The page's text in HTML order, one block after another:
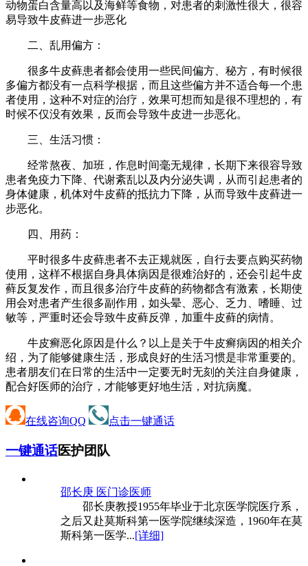
动物蛋白含量高以及海鲜等食物，对患者的刺激性很大，很容
易导致牛皮藓进一步恶化
二、乱用偏方：
很多牛皮藓患者都会使用一些民间偏方、秘方，有时候很
多偏方都没有一点科学根据，而且这些偏方并不适合每一个患
者使用，这种不对症的治疗，效果可想而知是很不理想的，有
时候不仅没有效果，反而会导致牛皮进一步恶化。
三、生活习惯：
经常熬夜、加班，作息时间毫无规律，长期下来很容导致
患者免疫力下降、代谢紊乱以及内分泌失调，从而引起患者的
身体健康，机体对牛皮藓的抵抗力下降，从而导致牛皮藓进一
步恶化。
四、用药：
平时很多牛皮藓患者不去正规就医，自行去要点购买药物
使用，这样不根据自身具体病因是很难治好的，还会引起牛皮
藓反复发作，而且很多治疗牛皮藓的药物都含有激素，长期使
用会对患者产生很多副作用，如头晕、恶心、乏力、嗜睡、过
敏等，严重时还会导致牛皮藓反弹，加重牛皮藓的病情。
牛皮癣恶化原因是什么？以上是关于牛皮癣病因的相关介
绍，为了能够健康生活，形成良好的生活习惯是非常重要的。
患者朋友们在日常的生活中一定要无时无刻的关注自身健康，
配合好医师的治疗，才能够更好地生活，对抗病魔。
在线咨询QQ 点击一键通话
一键通话医护团队
邵长庚 医门诊医师
邵长庚教授1955年毕业于北京医学院医疗系，
之后又赴莫斯科第一医学院继续深造，1960年在莫
斯科第一医学...[详细]